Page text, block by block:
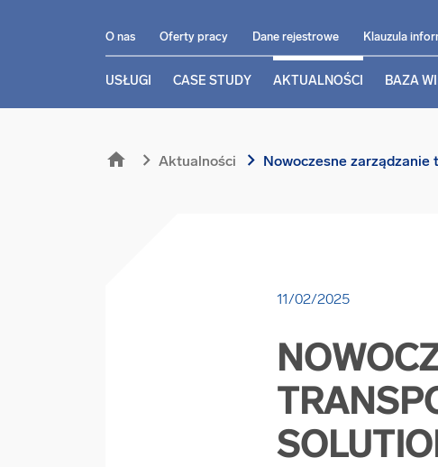
O nas Oferty pracy Dane rejestrowe Klauzula
USŁUGI CASE STUDY AKTUALNOŚCI BAZA
home chevron_right Aktualności chevron_right Nowoczesne
11/02/2025